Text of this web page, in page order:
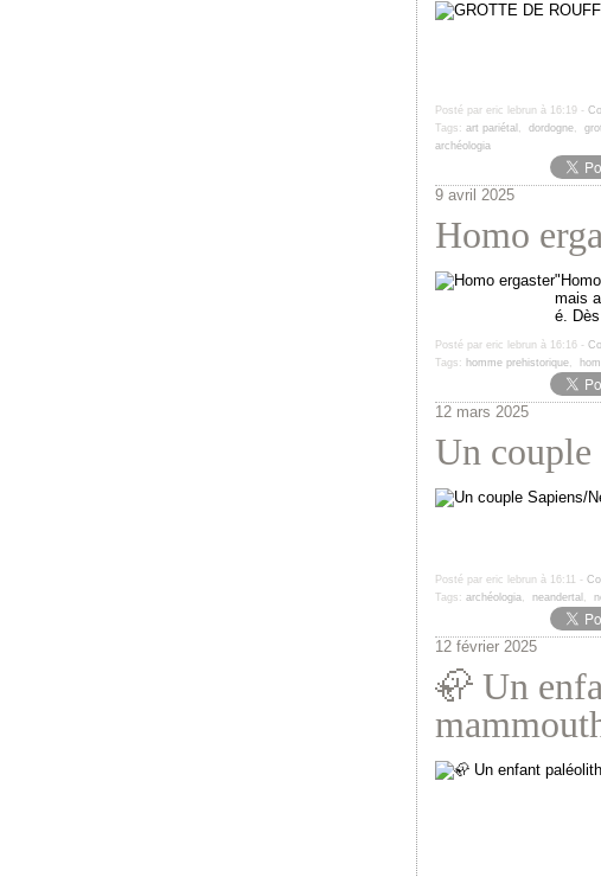
Posté par eric lebrun à 16:19 -
Tags: art pariétal , dordogne,
archéologia
9 avril 2025
Homo
mais
é.
Posté par eric lebrun à 16:16 -
Tags: homme prehistorique,
12 mars 2025
Un couple
Posté par eric lebrun à 16:11 -
Tags: archéologia, neandertal ,
12 février 2025
🦣 Un